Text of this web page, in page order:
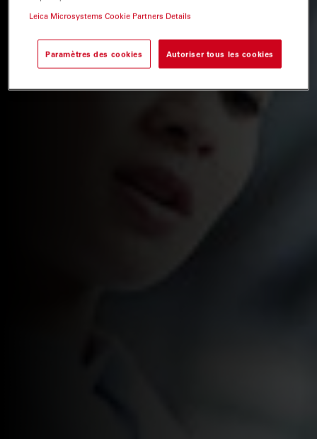
Leica Microsystems Cookie Partners Details
Paramètres des cookies Autoriser tous les cookies